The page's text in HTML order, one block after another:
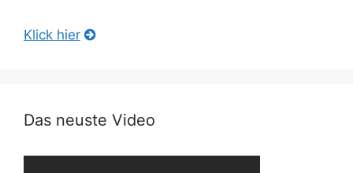
Klick hier
Das neuste Video